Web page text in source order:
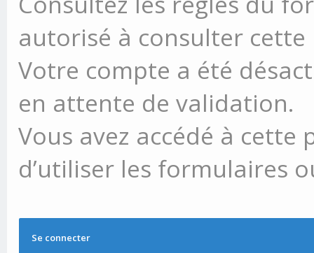
autorisé à consulter cette
Votre compte a été
en attente de validation.
Vous avez accédé à
d’utiliser les formulaires
Se connecter